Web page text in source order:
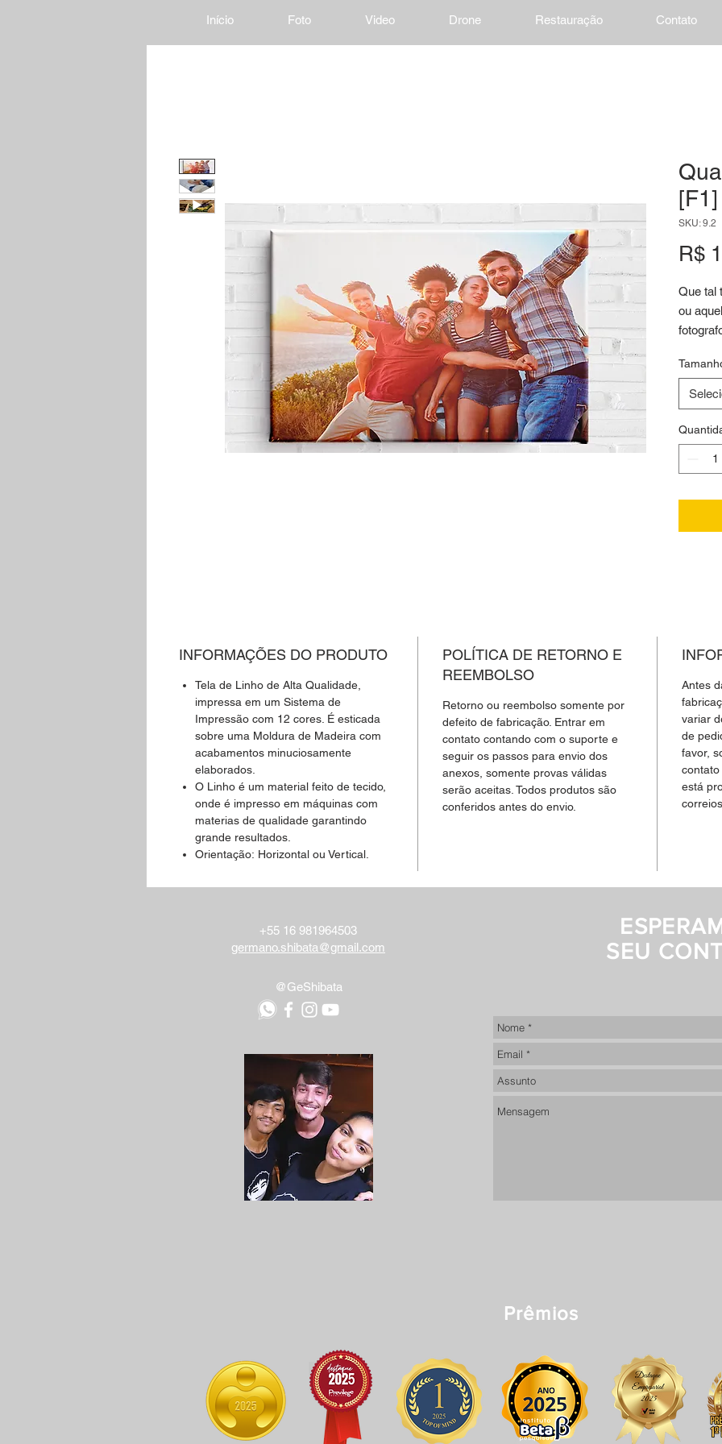
Início Foto Video Drone Restauração Contato
[F1]
SKU: 9.2
R$
Que tal
ou
muito
feitos
Faça
uma de
INFORMAÇÕES DO PRODUTO
Tela de Linho de Alta Qualidade,
impressa em um Sistema de
Impressão com 12 cores. É esticada
sobre uma Moldura de Madeira com
acabamentos minuciosamente
elaborados.
O Linho é um material feito de tecido,
onde é impresso em máquinas com
materias de qualidade garantindo
grande resultados.
Orientação: Horizontal ou Vertical.
POLÍTICA DE RETORNO E
REEMBOLSO
Retorno ou reembolso somente por
defeito de fabricação. Entrar em
contato contando com o suporte e
seguir os passos para envio dos
anexos, somente provas válidas
serão aceitas. Todos produtos são
conferidos antes do envio.
Antes
variar
de
favor,
está
correios.
+55 16 981964503
germano.shibata@gmail.com
SEU
@GeShibata
Prêmios